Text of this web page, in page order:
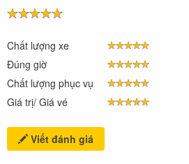
Chất lượng xe
Đúng giờ
Chất lượng phục vụ
Giá trị/ Giá vé
Viết đánh giá